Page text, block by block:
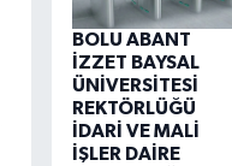
BOLU ABANT
İZZET BAYSAL
ÜNİVERSİTESİ
REKTÖRLÜĞÜ
İDARİ VE MALİ
İŞLER DAİRE